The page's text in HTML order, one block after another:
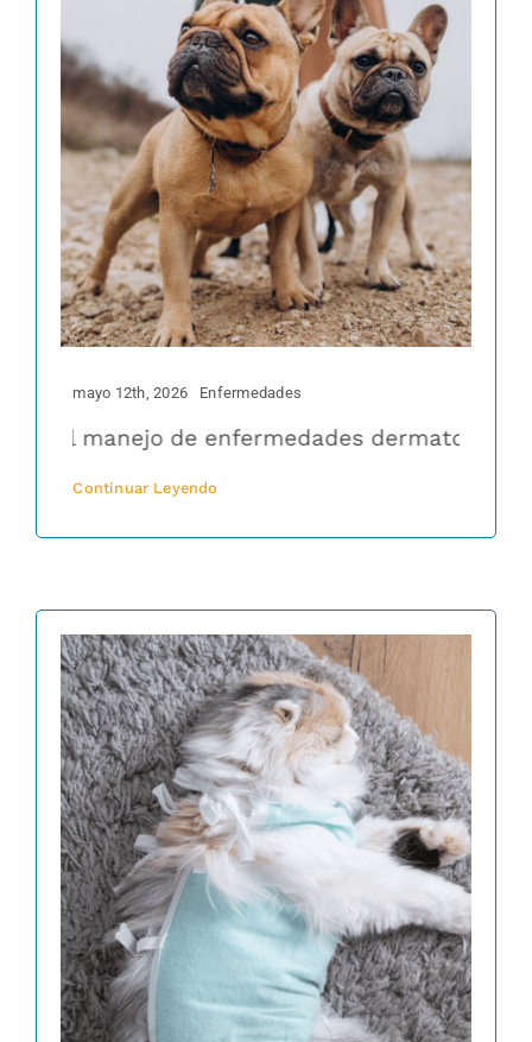
mayo 12th, 2026 Enfermedades
manejo de enfermedades dermatológicas en
Continuar Leyendo